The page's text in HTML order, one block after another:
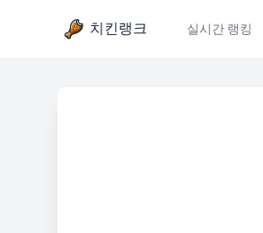
치킨랭크 실시간 랭킹